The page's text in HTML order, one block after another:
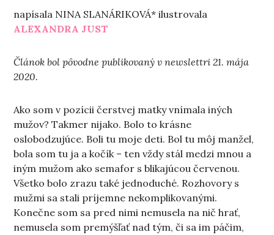
napísala NINA SLANÁRIKOVÁ* ilustrovala
ALEXANDRA JUST
Článok bol pôvodne publikovaný v newslettri 21. mája
2020.
Ako som v pozícii čerstvej matky vnímala iných
mužov? Takmer nijako. Bolo to krásne
oslobodzujúce. Boli tu moje deti. Bol tu môj manžel,
bola som tu ja a kočík – ten vždy stál medzi mnou a
iným mužom ako semafor s blikajúcou červenou.
Všetko bolo zrazu také jednoduché. Rozhovory s
mužmi sa stali príjemne nekomplikovanými.
Konečne som sa pred nimi nemusela na nič hrať,
nemusela som premýšľať nad tým, či sa im páčim,